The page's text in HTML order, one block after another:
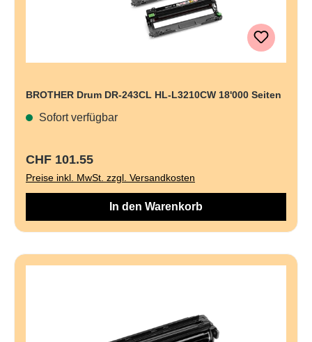
BROTHER Drum DR-243CL HL-L3210CW 18'000 Seiten
Sofort verfügbar
Regulärer Preis:
CHF 101.55
Preise inkl. MwSt. zzgl. Versandkosten
In den Warenkorb